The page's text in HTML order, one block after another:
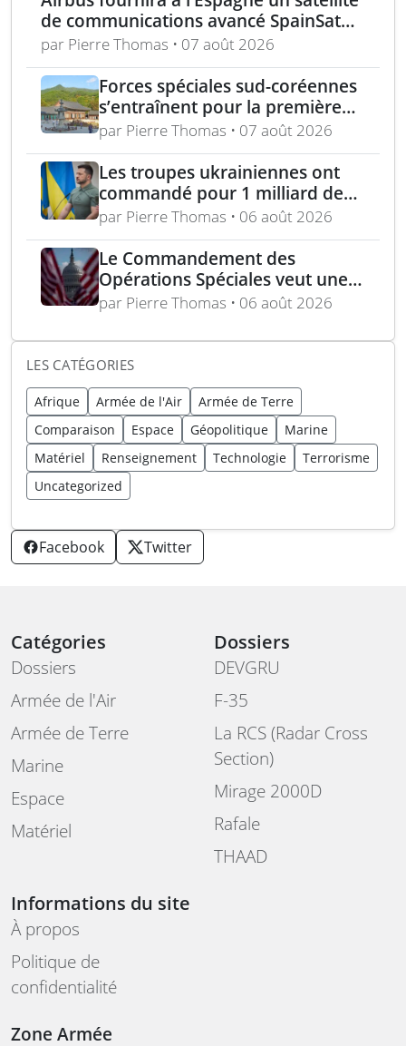
de communications avancé SpainSat
NG-III
par Pierre Thomas • 07 août 2026
Forces spéciales sud-coréennes
s’entraînent pour la première
fois avec les Royal Marines au
Royaume-Uni
par Pierre Thomas • 07 août 2026
Les troupes ukrainiennes ont
commandé pour 1 milliard de
dollars lors de la première
année du marché Brave1
par Pierre Thomas • 06 août 2026
Le Commandement des
Opérations Spéciales veut une
mitrailleuse 5,56 mm de 4,5 kg
par Pierre Thomas • 06 août 2026
LES CATÉGORIES
Afrique Armée de l'Air
Armée de Terre
Comparaison
Espace Géopolitique
Marine
Matériel
Renseignement Technologie
Terrorisme
Uncategorized
Facebook Twitter
Catégories
Dossiers
Armée de l'Air
Armée de Terre
Marine
Espace
Matériel
Dossiers
DEVGRU
F-35
La RCS (Radar Cross
Section)
Mirage 2000D
Rafale
THAAD
Informations du site
À propos
Politique de
confidentialité
Zone Armée